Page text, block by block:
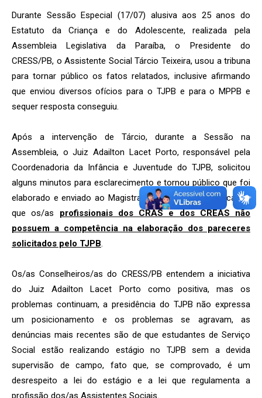
Durante Sessão Especial (17/07) alusiva aos 25 anos do
Estatuto da Criança e do Adolescente, realizada pela
Assembleia Legislativa da Paraíba, o Presidente do
CRESS/PB, o Assistente Social Tárcio Teixeira, usou a tribuna
para tornar público os fatos relatados, inclusive afirmando
que enviou diversos ofícios para o TJPB e para o MPPB e
sequer resposta conseguiu.
Após a intervenção de Tárcio, durante a Sessão na
Assembleia, o Juiz Adailton Lacet Porto, responsável pela
Coordenadoria da Infância e Juventude do TJPB, solicitou
alguns minutos para esclarecimento e tornou público que foi
elaborado e enviado ao Magistrados/as ofício comunicando
que os/as profissionais dos CRAS e dos CREAS não
possuem a competência na elaboração dos pareceres
solicitados pelo TJPB.
Os/as Conselheiros/as do CRESS/PB entendem a iniciativa
do Juiz Adailton Lacet Porto como positiva, mas os
problemas continuam, a presidência do TJPB não expressa
um posicionamento e os problemas se agravam, as
denúncias mais recentes são de que estudantes de Serviço
Social estão realizando estágio no TJPB sem a devida
supervisão de campo, fato que, se comprovado, é um
desrespeito a lei do estágio e a lei que regulamenta a
profissão dos/as Assistentes Sociais.